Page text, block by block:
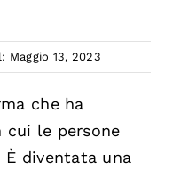
Maggio 13, 2023
che ha
le persone
diventata una